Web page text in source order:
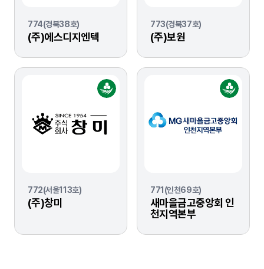
774(경북38호)
(주)에스디지엔텍
773(경북37호)
(주)보원
772(서울113호)
(주)창미
771(인천69호)
새마을금고중앙회 인
천지역본부